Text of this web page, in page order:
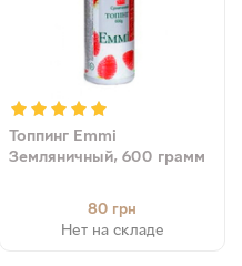
Топпинг Emmi
Земляничный, 600 грамм
80 грн
Нет на складе